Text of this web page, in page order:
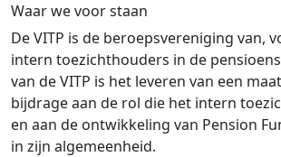
Waar we voor staan
De VITP is de beroepsvereniging van,
intern toezichthouders in de
van de VITP is het leveren van een
bijdrage aan de rol die het intern
en aan de ontwikkeling van Pension
in zijn algemeenheid.